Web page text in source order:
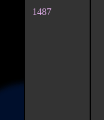
1487